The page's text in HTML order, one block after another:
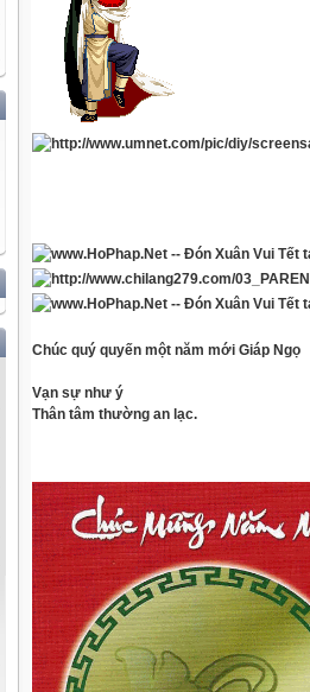
Chúc quý quyến một năm mới Giáp Ngọ
Vạn sự như ý
Thân tâm thường an lạc.